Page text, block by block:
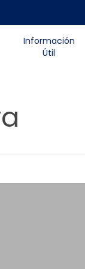
Información
Útil